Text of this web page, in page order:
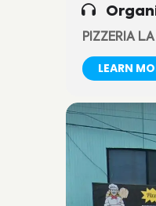
PIZZERIA
LEARN